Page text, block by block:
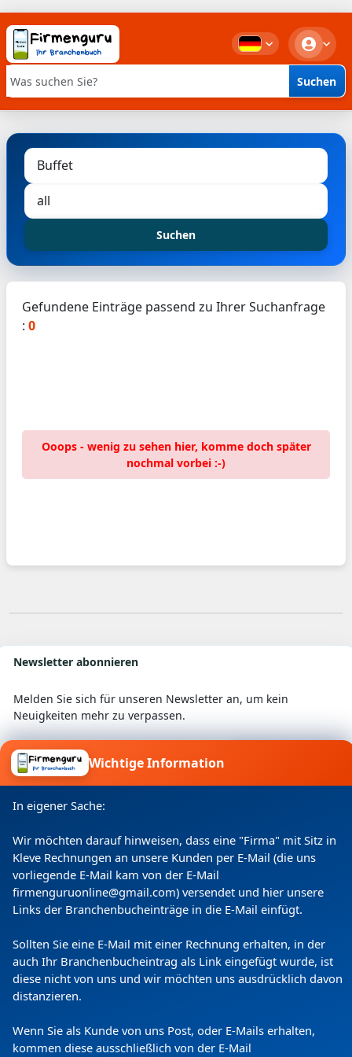
Stichwortsuche Suchen
Suchen
Gefundene Einträge passend zu Ihrer Suchanfrage
: 0
Ooops - wenig zu sehen hier, komme doch später
nochmal vorbei :-)
Newsletter abonnieren
Melden Sie sich für unseren Newsletter an, um kein
Neuigkeiten mehr zu verpassen.
Ich willige ein, dass meine Angaben laut
Datenschutzerklärung zweckgebunden verarbeitet
Copyright
Samstag der 08. August | Seite generiert in
Wichtige Information
In eigener Sache:
Wir möchten darauf hinweisen, dass eine "Firma" mit Sitz in
Kleve Rechnungen an unsere Kunden per E-Mail (die uns
vorliegende E-Mail kam von der E-Mail
firmenguruonline@gmail.com) versendet und hier unsere
Links der Branchenbucheinträge in die E-Mail einfügt.
Sollten Sie eine E-Mail mit einer Rechnung erhalten, in der
auch Ihr Branchenbucheintrag als Link eingefügt wurde, ist
diese nicht von uns und wir möchten uns ausdrücklich davon
distanzieren.
Wenn Sie als Kunde von uns Post, oder E-Mails erhalten,
kommen diese ausschließlich von der E-Mail